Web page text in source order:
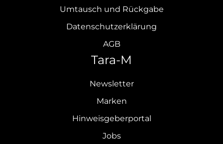
Umtausch und Rückgabe
Datenschutzerklärung
AGB
Tara-M
Newsletter
Marken
Hinweisgeberportal
Jobs